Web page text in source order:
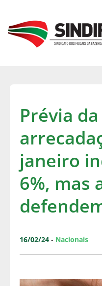
Prévia da
janeiro
6%, mas
16/02/24 - Nacionais